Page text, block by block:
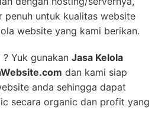
penuh untuk kualitas website
website yang kami berikan.
Yuk gunakan Jasa Kelola
dan kami siap
anda sehingga dapat
secara organic dan profit yang